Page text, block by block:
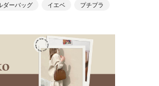
ダーバッグ イエベ プチプラ